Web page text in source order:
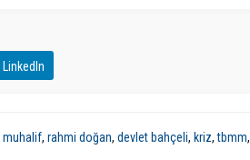
LinkedIn
muhalif, rahmi doğan, devlet bahçeli, kriz,tbmm,